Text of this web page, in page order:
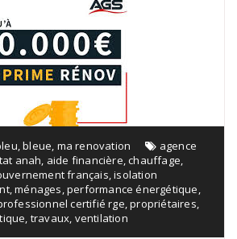
,bleue ma renovation
agence
anah aide financière ,chauffage
français ,isolation
,ménages ,performance énergétique
certifié rge ,propriétaires
travaux ventilation